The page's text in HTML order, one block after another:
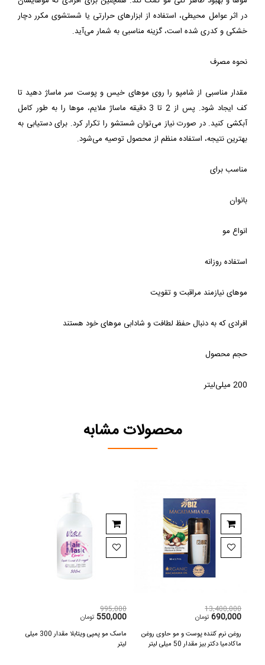
200 میلی‌لیتر
محصولات مشابه
995,000
550,000 تومان
ماسک مو پمپی ویتابلا مقدار 300 میلی
لیتر
13,400,000
690,000 تومان
روغن نرم کننده پوست و مو حاوی روغن
ماکادمیا دکتر بیز مقدار 50 میلی لیتر